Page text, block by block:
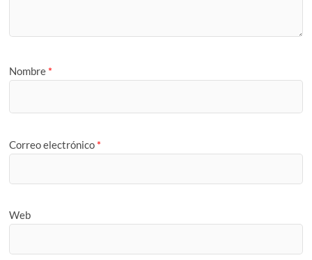
Nombre *
Correo electrónico *
Web